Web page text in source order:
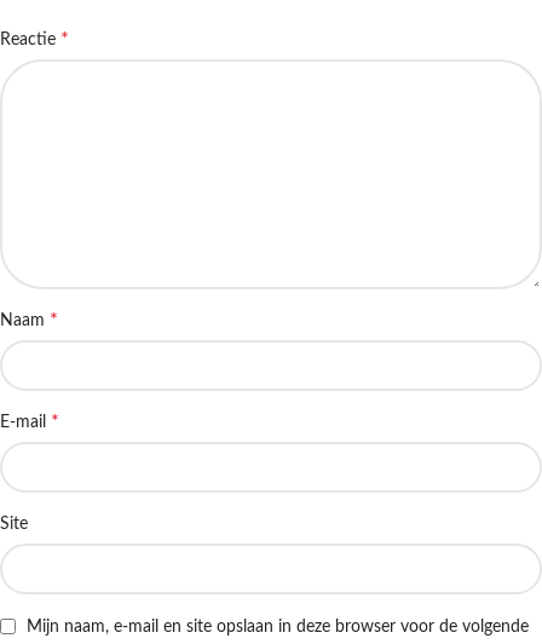
Reactie *
Naam *
E-mail *
Site
Mijn naam, e-mail en site opslaan in deze browser voor de volgende